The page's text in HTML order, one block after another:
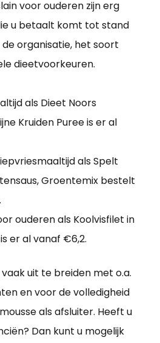
voor ouderen zijn erg
u betaalt komt tot stand
organisatie, het soort
dieetvoorkeuren.
als Dieet Noors
Kruiden Puree is er al
als Spelt
Groentemix bestelt
ouderen als Koolvisfilet in
er al vanaf €6,2.
uit te breiden met o.a.
en voor de volledigheid
als afsluiter. Heeft u
Dan kunt u mogelijk